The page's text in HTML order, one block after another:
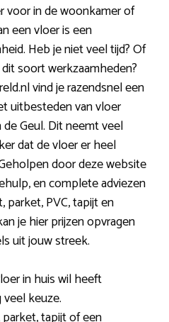
voor in de woonkamer of
een vloer is een
Heb je niet veel tijd? Of
soort werkzaamheden?
vind je razendsnel een
uitbesteden van vloer
Geul. Dit neemt veel
dat de vloer er heel
door deze website
en complete adviezen
parket, PVC, tapijt en
je hier prijzen opvragen
uit jouw streek.
in huis wil heeft
keuze.